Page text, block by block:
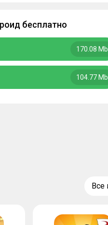
бесплатно
170.08 Mb
104.77 Mb
Все